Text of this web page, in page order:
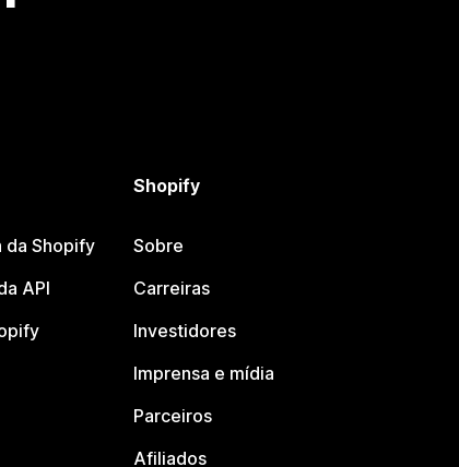
da Shopify
API
Shopify
Sobre
Carreiras
Investidores
Imprensa e mídia
Parceiros
Afiliados